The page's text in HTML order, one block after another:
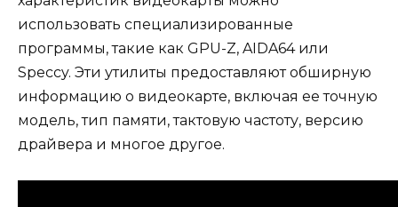
использовать специализированные
программы, такие как GPU-Z, AIDA64 или
Speccy. Эти утилиты предоставляют обширную
информацию о видеокарте, включая ее точную
модель, тип памяти, тактовую частоту, версию
драйвера и многое другое.